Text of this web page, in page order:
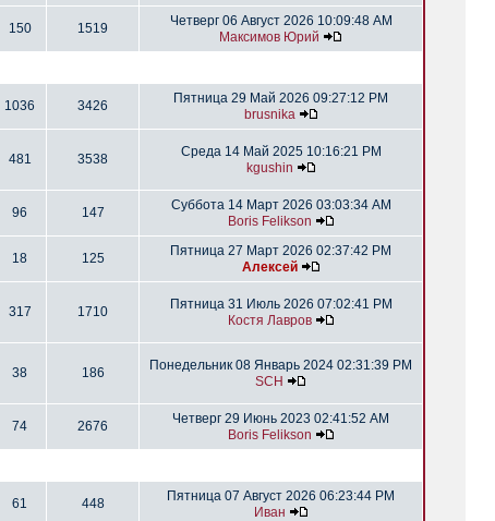
150 1519
Четверг 06 Август 2026 10:09:48 AM
Максимов Юрий
1036 3426
Пятница 29 Май 2026 09:27:12 PM
brusnika
481 3538
Среда 14 Май 2025 10:16:21 PM
kgushin
96 147
Суббота 14 Март 2026 03:03:34 AM
Boris Felikson
18 125
Пятница 27 Март 2026 02:37:42 PM
Алексей
317 1710
Пятница 31 Июль 2026 07:02:41 PM
Костя Лавров
38 186
Понедельник 08 Январь 2024 02:31:39 PM
SCH
74 2676
Четверг 29 Июнь 2023 02:41:52 AM
Boris Felikson
61 448
Пятница 07 Август 2026 06:23:44 PM
Иван